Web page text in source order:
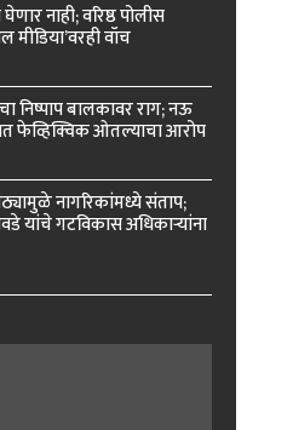
नाही; वरिष्ठ पोलीस
मीडिया’वरही वॉच
निष्पाप बालकावर राग; नऊ
फेव्हिक्विक ओतल्याचा आरोप
नागरिकांमध्ये संताप;
यांचे गटविकास अधिकाऱ्यांना